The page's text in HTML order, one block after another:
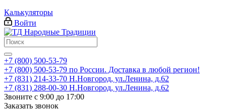
Калькуляторы
Войти
+7 (800) 500-53-79
+7 (800) 500-53-79 по России. Доставка в любой регион!
+7 (831) 214-33-70 Н.Новгород, ул.Ленина, д.62
+7 (831) 288-00-30 Н.Новгород, ул.Ленина, д.62
Звоните с 9:00 до 17:00
Заказать звонок